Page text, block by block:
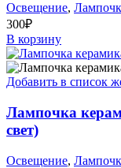
Освещение,
300₽
В корзину
Добавить в список
Лампочка
свет)
Освещение,